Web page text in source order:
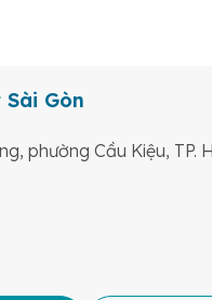
Gòn
phường Cầu Kiệu, TP.